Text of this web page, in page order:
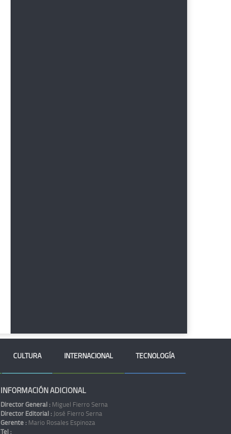
CULTURA INTERNACIONAL TECNOLOGÍA
INFORMACIÓN ADICIONAL
Director General : Miguel Fierro Serna
Director Editorial : José Fierro Serna
Gerente : Mario Rosales Espinoza
Tel :